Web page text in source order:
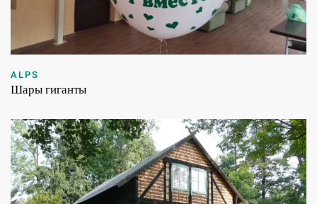
ALPS
Шары гиганты